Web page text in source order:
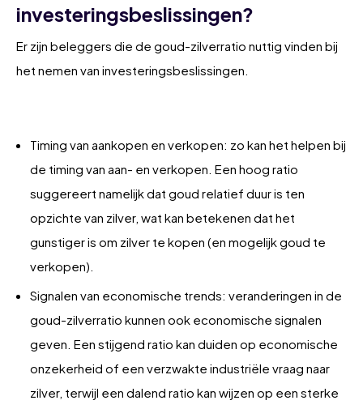
investeringsbeslissingen?
Er zijn beleggers die de goud-zilverratio nuttig vinden bij
het nemen van investeringsbeslissingen.
Timing van aankopen en verkopen: zo kan het helpen bij
de timing van aan- en verkopen. Een hoog ratio
suggereert namelijk dat goud relatief duur is ten
opzichte van zilver, wat kan betekenen dat het
gunstiger is om zilver te kopen (en mogelijk goud te
verkopen).
Signalen van economische trends: veranderingen in de
goud-zilverratio kunnen ook economische signalen
geven. Een stijgend ratio kan duiden op economische
onzekerheid of een verzwakte industriële vraag naar
zilver, terwijl een dalend ratio kan wijzen op een sterke